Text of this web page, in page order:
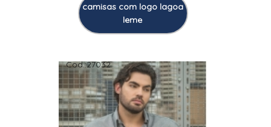
camisas com logo lagoa
leme
Cod.:27032